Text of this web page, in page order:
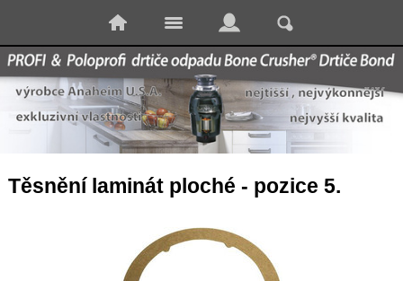
Těsnění laminát ploché - pozice 5.